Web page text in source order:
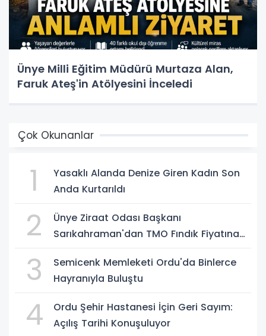
Ünye Milli Eğitim Müdürü Murtaza Alan,
Faruk Ateş'in Atölyesini İnceledi
Çok Okunanlar
1
Yasaklı Alanda Denize Giren Kadın Son
Anda Kurtarıldı
2
Ünye Ziraat Odası Başkanı
Sarıkahraman'dan TMO Fındık Fiyatına
3
Semicenk Memleketi Ordu'da Binlerce
Hayranıyla Buluştu
4
Ordu Şehir Hastanesi İçin Geri Sayım:
Açılış Tarihi Konuşuluyor